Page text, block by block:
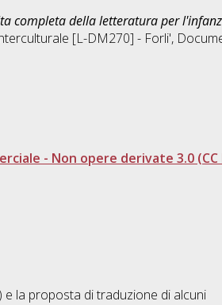
completa della letteratura per
[L-DM270] - Forli',
- Non opere derivate 3.0 (CC
e la proposta di traduzione di alcuni